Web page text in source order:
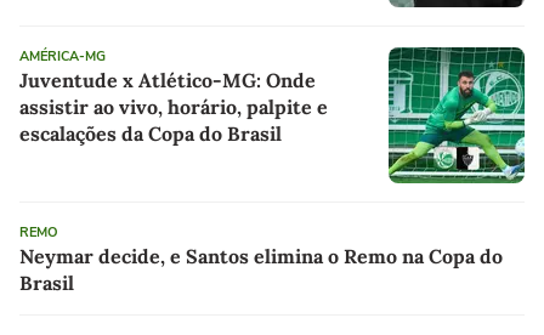
AMÉRICA-MG
Juventude x Atlético-MG: Onde
assistir ao vivo, horário, palpite e
escalações da Copa do Brasil
REMO
Neymar decide, e Santos elimina o Remo na Copa do
Brasil